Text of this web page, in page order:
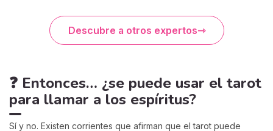
Descubre a otros expertos
❓ Entonces… ¿se puede usar el tarot
para llamar a los espíritus?
Sí y no. Existen corrientes que afirman que el tarot puede